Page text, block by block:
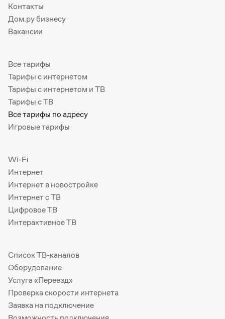
Контакты
Дом.ру бизнесу
Вакансии
Все тарифы
Тарифы с интернетом
Тарифы с интернетом и ТВ
Тарифы с ТВ
Все тарифы по адресу
Игровые тарифы
Wi-Fi
Интернет
Интернет в новостройке
Интернет с ТВ
Цифровое ТВ
Интерактивное ТВ
Список ТВ-каналов
Оборудование
Услуга «Переезд»
Проверка скорости интернета
Заявка на подключение